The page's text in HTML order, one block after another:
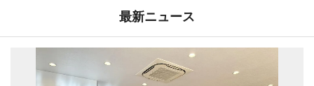
最新ニュース